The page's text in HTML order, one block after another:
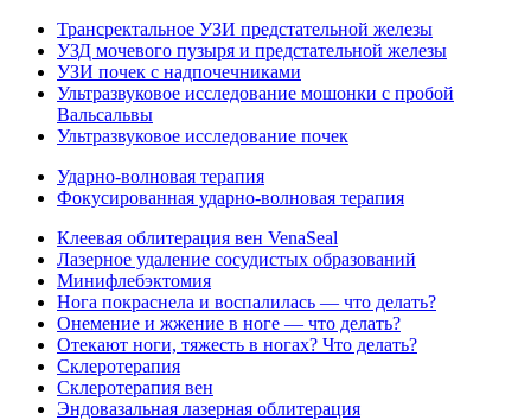
Трансректальное УЗИ предстательной железы
УЗД мочевого пузыря и предстательной железы
УЗИ почек с надпочечниками
Ультразвуковое исследование мошонки с пробой
Вальсальвы
Ультразвуковое исследование почек
Ударно-волновая терапия
Фокусированная ударно-волновая терапия
Клеевая облитерация вен VenaSeal
Лазерное удаление сосудистых образований
Минифлебэктомия
Нога покраснела и воспалилась — что делать?
Онемение и жжение в ноге — что делать?
Отекают ноги, тяжесть в ногах? Что делать?
Склеротерапия
Склеротерапия вен
Эндовазальная лазерная облитерация